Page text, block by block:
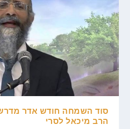
הרב מיכאל לסרי